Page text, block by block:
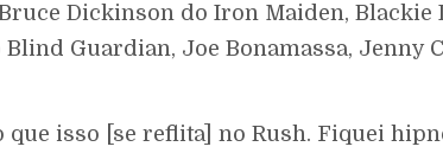
Dickinson do Iron Maiden, Blackie
Guardian, Joe Bonamassa, Jenny
que isso [se reflita] no Rush. Fiquei